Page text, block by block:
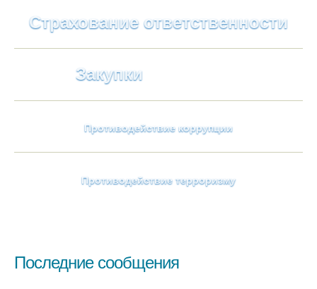
Страхование ответственности
Закупки
Противодействие коррупции
Противодействие терроризму
Последние сообщения